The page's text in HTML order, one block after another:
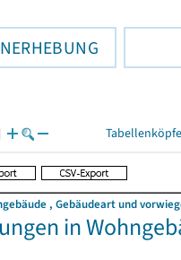
, Gebäudeart und
in